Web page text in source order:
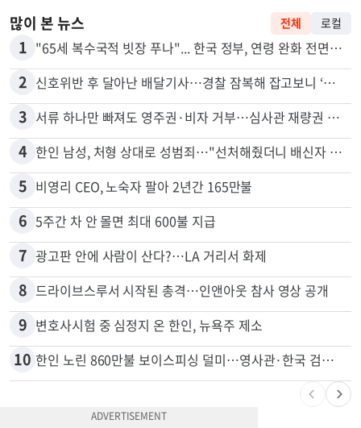
많이 본 뉴스 전체 로컬
1 "65세 복수국적 빗장 푸나"... 한국 정부, 연령 완화 전면 추진
2 신호위반 후 달아난 배달기사…경찰 잠복해 잡고보니 ‘반전’
3 서류 하나만 빠져도 영주권·비자 거부…심사관 재량권 대폭 확대
4 한인 남성, 처형 상대로 성범죄…"선처해줬더니 배신자 취급"
5 비영리 CEO, 노숙자 팔아 2년간 165만불
6 5주간 차 안 몰면 최대 600불 지급
7 광고판 안에 사람이 산다?…LA 거리서 화제
8 드라이브스루서 시작된 총격…인앤아웃 참사 영상 공개
9 변호사시험 중 심정지 온 한인, 뉴욕주 제소
10 한인 노린 860만불 보이스피싱 덜미…영사관·한국 검찰 사칭